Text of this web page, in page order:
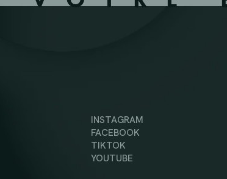
INSTAGRAM
FACEBOOK
TIKTOK
YOUTUBE